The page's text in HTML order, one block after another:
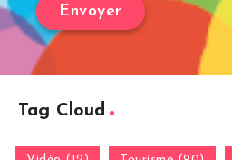
Tag Cloud